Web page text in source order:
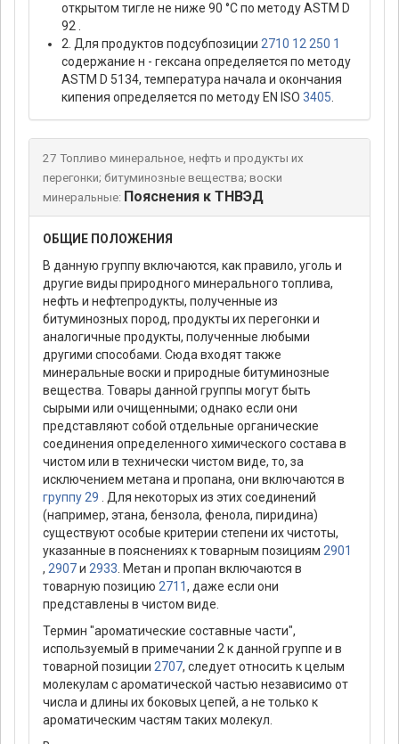
открытом тигле не ниже 90 °С по методу ASTM D
92 .
2. Для продуктов подсубпозиции 2710 12 250 1
содержание н - гексана определяется по методу
ASTM D 5134, температура начала и окончания
кипения определяется по методу EN ISO 3405
27 Топливо минеральное, нефть и продукты их
перегонки; битуминозные вещества; воски
минеральные: Пояснения к ТНВЭД
ОБЩИЕ ПОЛОЖЕНИЯ
В данную группу включаются, как правило, уголь и
другие виды природного минерального топлива,
нефть и нефтепродукты, полученные из
битуминозных пород, продукты их перегонки и
аналогичные продукты, полученные любыми
другими способами. Сюда входят также
минеральные воски и природные битуминозные
вещества. Товары данной группы могут быть
сырыми или очищенными; однако если они
представляют собой отдельные органические
соединения определенного химического состава в
чистом или в технически чистом виде, то, за
исключением метана и пропана, они включаются в
группу 29 . Для некоторых из этих соединений
(например, этана, бензола, фенола, пиридина)
существуют особые критерии степени их чистоты,
указанные в пояснениях к товарным позициям 2901
, 2907и 2933 . Метан и пропан включаются в
товарную позицию 2711, даже если они
представлены в чистом виде.
Термин "ароматические составные части",
используемый в примечании 2 к данной группе и в
товарной позиции 2707, следует относить к целым
молекулам с ароматической частью независимо от
числа и длины их боковых цепей, а не только к
ароматическим частям таких молекул.